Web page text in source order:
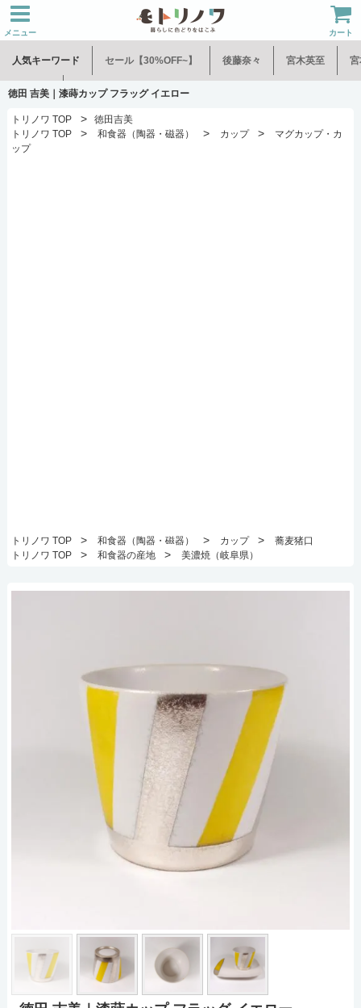
メニュー カート
人気キーワード セール【30%OFF~】 後藤奈々 宮木英至 宮
水谷和音 児玉修治
徳田 吉美｜漆蒔カップ フラッグ イエロー
トリノワ TOP >
徳田吉美
トリノワ TOP
> 和食器（陶器・磁器） > カップ >
マグカップ・カ
ップ
トリノワ TOP > 和食器（陶器・磁器） > カップ >
蕎麦猪口
トリノワ TOP
> 和食器の産地 > 美濃焼（岐阜県）